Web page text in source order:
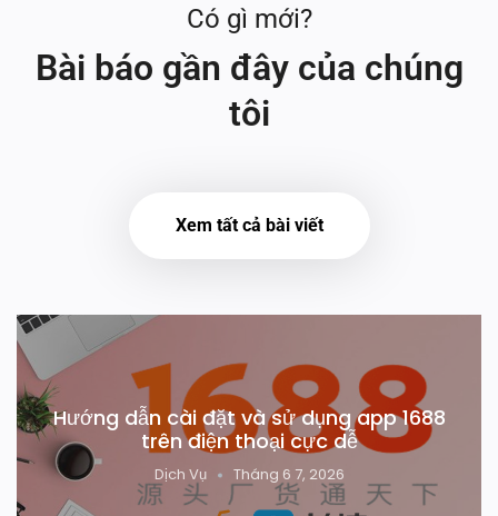
Có gì mới?
Bài báo gần đây của chúng
tôi
Xem tất cả bài viết
Hướng dẫn cài đặt và sử dụng app 1688
trên điện thoại cực dễ
Dịch Vụ Tháng 6 7, 2026